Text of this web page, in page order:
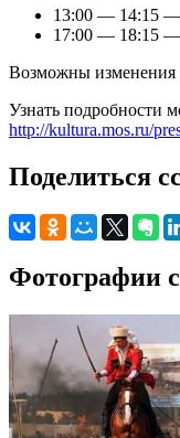
13:00 — 14:15 —
17:00 — 18:15 —
Возможны изменения
Узнать подробности
http://kultura.mos.ru/
Поделиться
Фотографии